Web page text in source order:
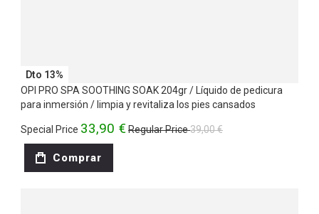
Dto 13%
OPI PRO SPA SOOTHING SOAK 204gr / Líquido de pedicura
para inmersión / limpia y revitaliza los pies cansados
Special Price 33,90 € Regular Price39,00 €
Comprar